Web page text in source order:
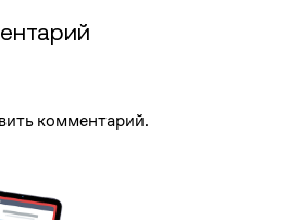
комментарий.